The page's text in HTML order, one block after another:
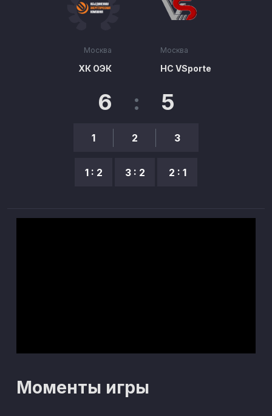
Москва
ХК ОЭК
6 : 5
1
1 : 2
2
3 : 2
3
2 : 1
Москва
HC VSporte
Моменты игры